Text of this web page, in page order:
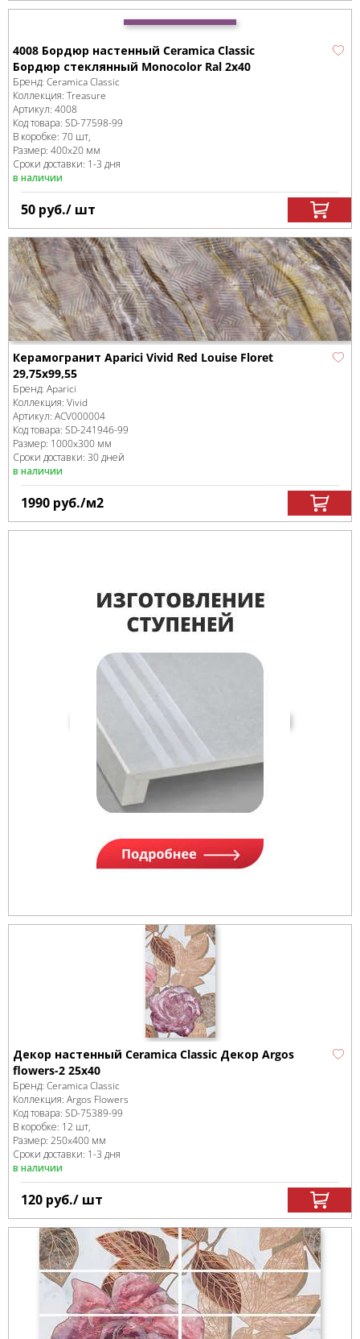
4008 Бордюр настенный Ceramica Classic
Бордюр стеклянный Monocolor Ral 2х40
Бренд: Ceramica Classic
Коллекция: Treasure
Артикул: 4008
Код товара: SD-77598-99
В коробке: 70 шт,
Размер: 400x20 мм
Сроки доставки: 1-3 дня
в наличии
50 руб./ шт
Керамогранит Aparici Vivid Red Louise Floret
29,75x99,55
Бренд: Aparici
Коллекция: Vivid
Артикул: ACV000004
Код товара: SD-241946-99
Размер: 1000x300 мм
Сроки доставки: 30 дней
в наличии
1990 руб./м2
Декор настенный Ceramica Classic Декор Argos
flowers-2 25x40
Бренд: Ceramica Classic
Коллекция: Argos Flowers
Код товара: SD-75389-99
В коробке: 12 шт,
Размер: 250x400 мм
Сроки доставки: 1-3 дня
в наличии
120 руб./ шт